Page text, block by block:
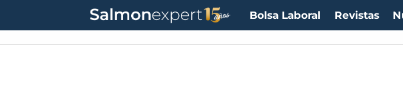
Bolsa Laboral Revistas